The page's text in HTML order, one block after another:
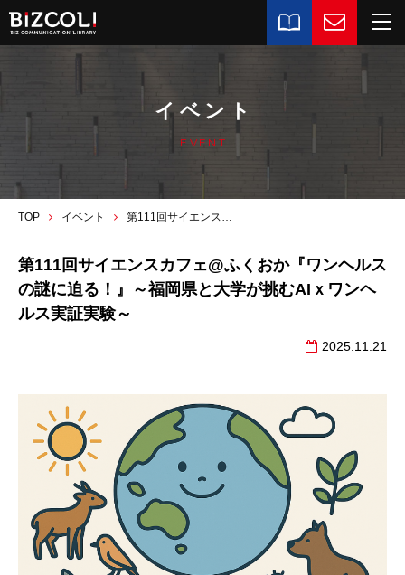
イベント
EVENT
TOP イベント 第111回サイエンスカフェ@ふくおか『ワンヘルスの謎に迫る！』～福岡県と大学が挑むAIｘワンヘルス実証実験～
第111回サイエンスカフェ@ふくおか『ワンヘルス
の謎に迫る！』～福岡県と大学が挑むAIｘワンヘ
ルス実証実験～
2025.11.21